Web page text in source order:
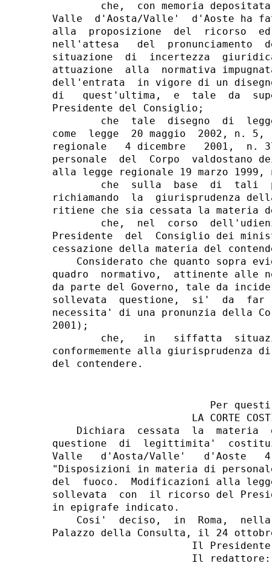
che,  con memoria
Valle  d'Aosta/Valle'  d'Aoste ha
alla  proposizione  del  ricorso
nell'attesa   del  pronunciamento
situazione  di  incertezza
attuazione  alla  normativa
dell'entrata  in vigore di un
di   quest'ultima,  e  tale  da
Presidente del Consiglio;
che  tale  disegno  di
come  legge  20 maggio  2002, n.
regionale   4 dicembre   2001,
personale  del  Corpo  valdostano
alla legge regionale 19 marzo
che  sulla  base  di  tali
richiamando  la  giurisprudenza
ritiene che sia cessata la materia
che,  nel  corso
Presidente  del  Consiglio dei
cessazione della materia del
Considerato che quanto sopra
quadro  normativo,  attinente alle
da parte del Governo, tale da
sollevata  questione,  si'  da  far
necessita' di una pronunzia della
2001);
che,   in   siffatta
conformemente alla giurisprudenza
Per
LA CORTE
Dichiara  cessata  la  materia
questione  di  legittimita'
Valle   d'Aosta/Valle'   d'Aoste   4
"Disposizioni in materia di
del  fuoco.  Modificazioni alla
sollevata  con  il ricorso del
in epigrafe indicato.
Cosi'  deciso,  in  Roma,
Palazzo della Consulta, il 24
Il
Il